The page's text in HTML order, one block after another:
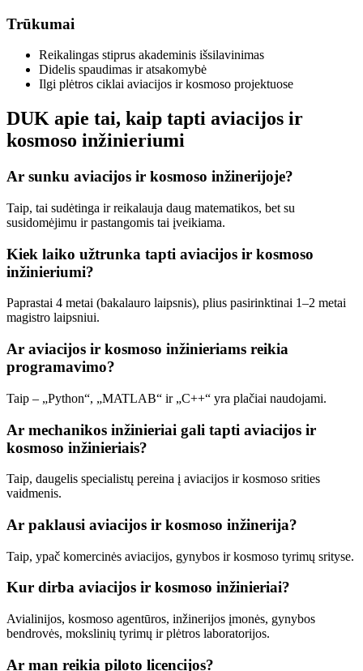
Trūkumai
Reikalingas stiprus akademinis išsilavinimas
Didelis spaudimas ir atsakomybė
Ilgi plėtros ciklai aviacijos ir kosmoso projektuose
DUK apie tai, kaip tapti aviacijos ir
kosmoso inžinieriumi
Ar sunku aviacijos ir kosmoso inžinerijoje?
Taip, tai sudėtinga ir reikalauja daug matematikos, bet su
susidomėjimu ir pastangomis tai įveikiama.
Kiek laiko užtrunka tapti aviacijos ir kosmoso
inžinieriumi?
Paprastai 4 metai (bakalauro laipsnis), plius pasirinktinai 1–2 metai
magistro laipsniui.
Ar aviacijos ir kosmoso inžinieriams reikia
programavimo?
Taip – ​​„Python“, „MATLAB“ ir „C++“ yra plačiai naudojami.
Ar mechanikos inžinieriai gali tapti aviacijos ir
kosmoso inžinieriais?
Taip, daugelis specialistų pereina į aviacijos ir kosmoso srities
vaidmenis.
Ar paklausi aviacijos ir kosmoso inžinerija?
Taip, ypač komercinės aviacijos, gynybos ir kosmoso tyrimų srityse.
Kur dirba aviacijos ir kosmoso inžinieriai?
Avialinijos, kosmoso agentūros, inžinerijos įmonės, gynybos
bendrovės, mokslinių tyrimų ir plėtros laboratorijos.
Ar man reikia piloto licencijos?